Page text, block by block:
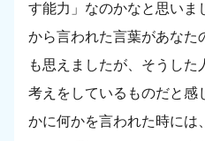
す能力」なのかなと思いま
から言われた言葉があなた
も思えましたが、そうした
考えをしているものだと感
かに何かを言われた時には